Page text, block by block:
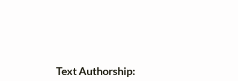
Text Authorship: